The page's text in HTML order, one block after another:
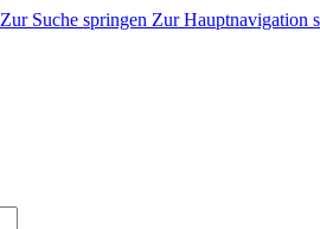
Zur Suche springen Zur Hauptnavigation